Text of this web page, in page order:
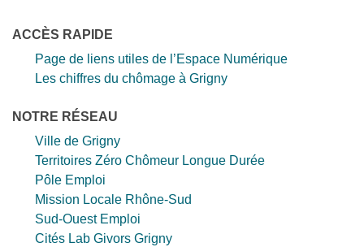
ACCÈS RAPIDE
Page de liens utiles de l’Espace Numérique
Les chiffres du chômage à Grigny
NOTRE RÉSEAU
Ville de Grigny
Territoires Zéro Chômeur Longue Durée
Pôle Emploi
Mission Locale Rhône-Sud
Sud-Ouest Emploi
Cités Lab Givors Grigny